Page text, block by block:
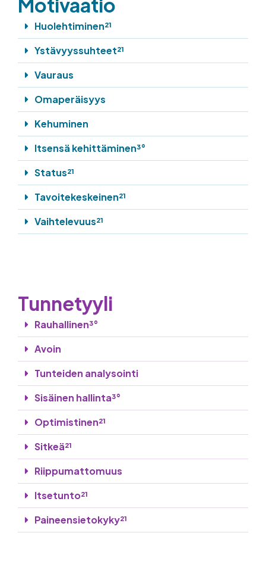
Motivaatio
Huolehtiminen²¹
Ystävyyssuhteet²¹
Vauraus
Omaperäisyys
Kehuminen
Itsensä kehittäminen³°
Status²¹
Tavoitekeskeinen²¹
Vaihtelevuus²¹
Tunnetyyli
Rauhallinen³°
Avoin
Tunteiden analysointi
Sisäinen hallinta³°
Optimistinen²¹
Sitkeä²¹
Riippumattomuus
Itsetunto²¹
Paineensietokyky²¹